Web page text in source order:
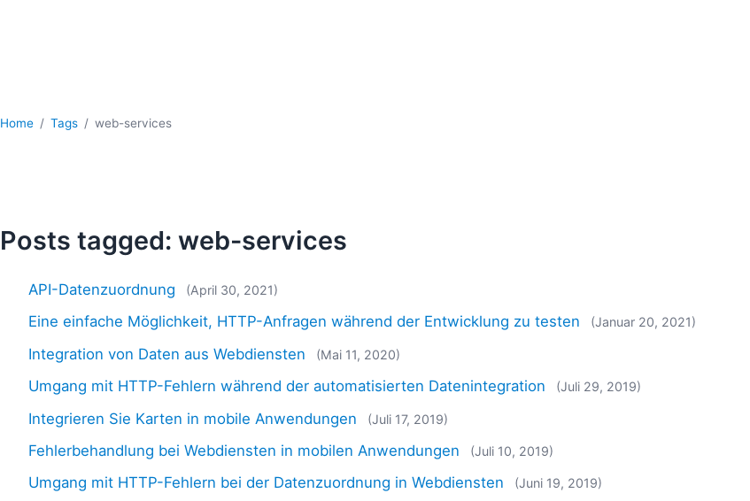
Home Tags web-services
Posts tagged: web-services
API-Datenzuordnung (April 30, 2021)
Eine einfache Möglichkeit, HTTP-Anfragen während der Entwicklung zu testen (Januar 20, 2021)
Integration von Daten aus Webdiensten (Mai 11, 2020)
Umgang mit HTTP-Fehlern während der automatisierten Datenintegration (Juli 29, 2019)
Integrieren Sie Karten in mobile Anwendungen (Juli 17, 2019)
Fehlerbehandlung bei Webdiensten in mobilen Anwendungen (Juli 10, 2019)
Umgang mit HTTP-Fehlern bei der Datenzuordnung in Webdiensten (Juni 19, 2019)